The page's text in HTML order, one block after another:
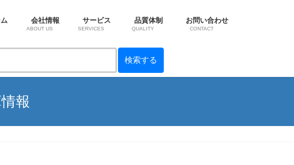
会社情報
ABOUT US
サービス
SERVICES
品質体制
QUALITY
お問い合わせ
CONTACT
報